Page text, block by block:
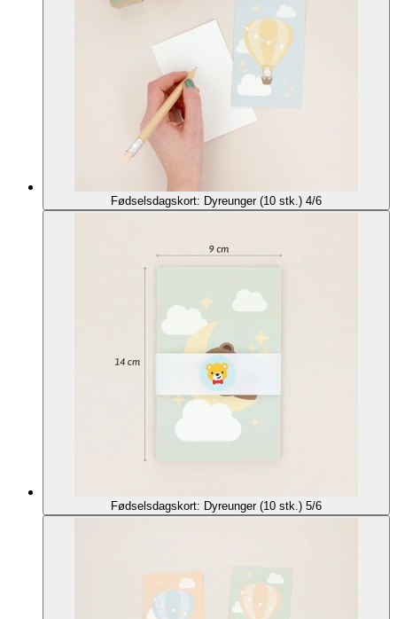
Fødselsdagskort: Dyreunger (10 stk.) 4/6
Fødselsdagskort: Dyreunger (10 stk.) 5/6